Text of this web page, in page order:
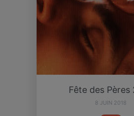
Fête des Pères
8 JUIN 2018